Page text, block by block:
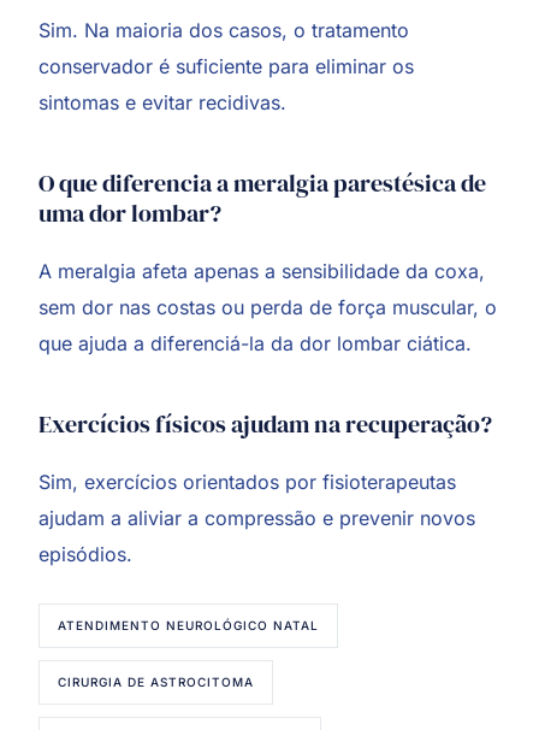
Sim. Na maioria dos casos, o tratamento
conservador é suficiente para eliminar os
sintomas e evitar recidivas.
O que diferencia a meralgia parestésica de
uma dor lombar?
A meralgia afeta apenas a sensibilidade da coxa,
sem dor nas costas ou perda de força muscular, o
que ajuda a diferenciá-la da dor lombar ciática.
Exercícios físicos ajudam na recuperação?
Sim, exercícios orientados por fisioterapeutas
ajudam a aliviar a compressão e prevenir novos
episódios.
ATENDIMENTO NEUROLÓGICO NATAL
CIRURGIA DE ASTROCITOMA